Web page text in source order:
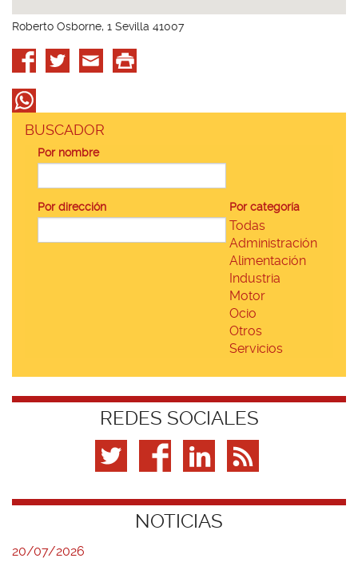
Roberto Osborne, 1 Sevilla 41007
BUSCADOR
Por nombre
Por dirección Por categoría
Todas
Administración
Alimentación
Industria
Motor
Ocio
Otros
Servicios
REDES SOCIALES
NOTICIAS
20/07/2026